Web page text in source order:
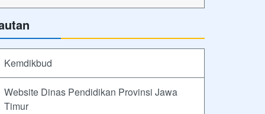
Kemdikbud
Website Dinas Pendidikan Provinsi Jawa
Timur